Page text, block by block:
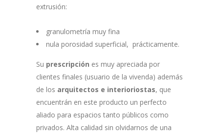
extrusión:
granulometría muy fina
nula porosidad superficial, prácticamente.
Su prescripción es muy apreciada por
clientes finales (usuario de la vivenda) además
de los arquitectos e interioriostas, que
encuentrán en este producto un perfecto
aliado para espacios tanto públicos como
privados. Alta calidad sin olvidarnos de una